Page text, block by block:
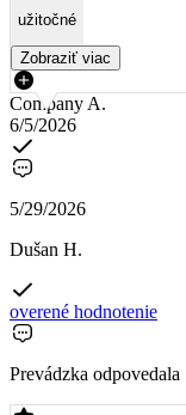
užitočné
Zobraziť viac
Company A.
6/5/2026
5/29/2026
Dušan H.
overené hodnotenie
Prevádzka odpovedala